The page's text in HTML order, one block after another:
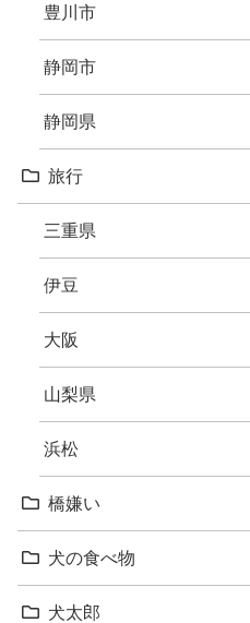
豊川市
静岡市
静岡県
旅行
三重県
伊豆
大阪
山梨県
浜松
橋嫌い
犬の食べ物
犬太郎